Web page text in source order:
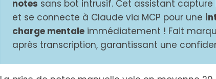
notes sans bot intrusif. Cet assistant
et se connecte à Claude via MCP pour une
charge mentale immédiatement ! Fait
après transcription, garantissant une